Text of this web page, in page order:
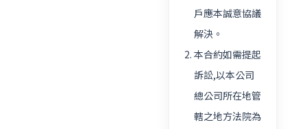
戶應本誠意協議
解決。
本合約如需提起
訴訟,以本公司
總公司所在地管
轄之地方法院為